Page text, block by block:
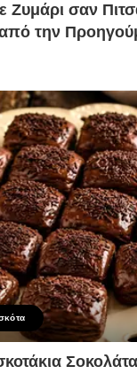
Ζυμάρι σαν
από την